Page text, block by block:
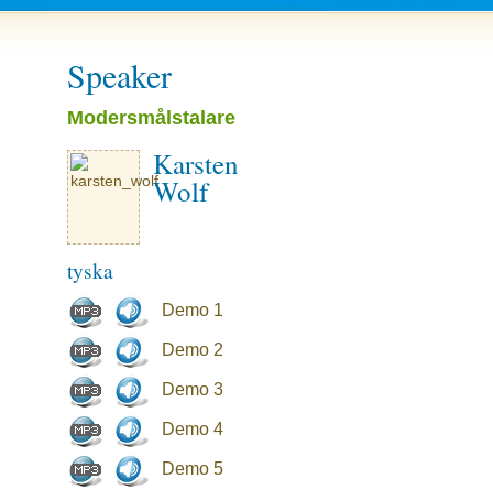
Speaker
Modersmålstalare
Karsten
Wolf
tyska
Demo 1
Demo 2
Demo 3
Demo 4
Demo 5